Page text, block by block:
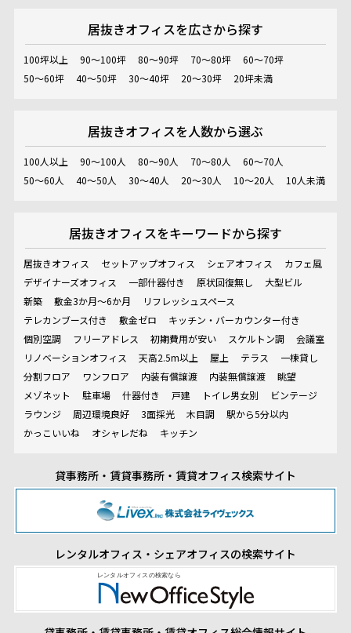
居抜きオフィスを広さから探す
100坪以上 90～100坪 80～90坪 70～80坪
60～70坪
50～60坪
40～50坪 30～40坪 20～30坪 20坪未満
居抜きオフィスを人数から選ぶ
100人以上 90～100人 80～90人 70～80人
60～70人
50～60人
40～50人 30～40人 20～30人 10～20人 10人未満
居抜きオフィスをキーワードから探す
居抜きオフィス セットアップオフィス シェアオフィス
カフェ風
デザイナーズオフィス
一部什器付き 原状回復無し
大型ビル
新築
敷金3か月～6か月
リフレッシュスペース
テレカンブース付き
敷金ゼロ
キッチン・バーカウンター付き
個別空調
フリーアドレス 初期費用が安い スケルトン調
会議室
リノベーションオフィス
天高2.5m以上 屋上 テラス
一棟貸し
分割フロア
ワンフロア 内装有償譲渡 内装無償譲渡
眺望
メゾネット
駐車場 什器付き 戸建 トイレ男女別
ビンテージ
ラウンジ
周辺環境良好 3面採光 木目調
駅から5分以内
かっこいいね
オシャレだね キッチン
貸事務所・賃貸事務所・賃貸オフィス検索サイト
レンタルオフィス・シェアオフィスの検索サイト